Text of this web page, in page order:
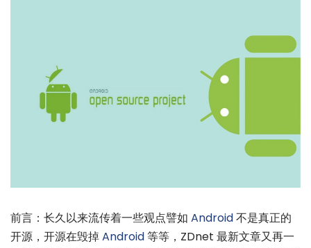
前言：长久以来流传着一些观点譬如 Android不是真正的
开源，开源在毁掉Android等等，ZDnet 最新文章又再一